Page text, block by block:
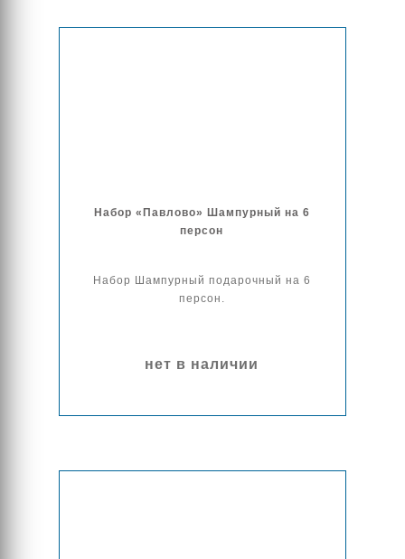
Набор «Павлово» Шампурный на 6
персон
Набор Шампурный подарочный на 6
персон.
нет в наличии